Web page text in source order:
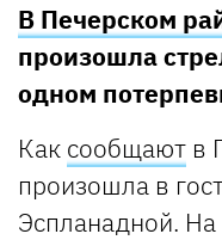
В Печерском
произошла
одном
Как сообщают в
произошла в
Эспланадной.